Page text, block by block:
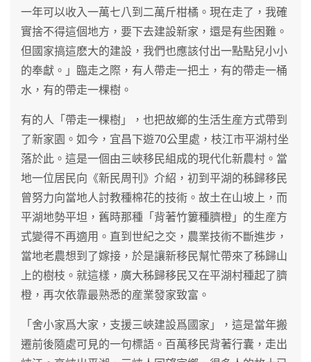
一年可以收入一萬七八到二萬斤柑橘。現在走了，我確
實捨不得這個地方，要下去建設新家，還是有些困難。
但國家搞這麽大的建設，我們也應該付出一點點兒小小
的奉獻。」臨走之際，有人帶走一把土，有的帶走一桶
水，有的帶走一棵樹。
有的人「帶走一棵樹」，也把故鄉的生活生産方式帶到
了新家園。如今，宜昌下遊70公里處，枝江市平湖村坐
落於此。這是一個由三峽移民組成的現代化新農村。當
地一位居民向《新民周刊》介紹，初到平湖的秭歸移民
曾努力向當地人討教種棉花的技術。故土在山坡上，而
平湖地勢平坦，舊時那種「背著竹簍種臍橙」的生産方
式變得不再適用。直到世紀之交，農業技術不斷進步，
當地老農想到了嫁接，於是讓新移民幫忙帶來了秭歸山
上的樹枝。就這樣，廣大秭歸移民又在平湖村種起了臍
橙，再次依靠最熟悉的産業發家致富。
「舍小家爲大家，支援三峽建設爲國家」，這是當年搬
遷前後隨處可見的一句標語。百萬移民背著行囊，走出